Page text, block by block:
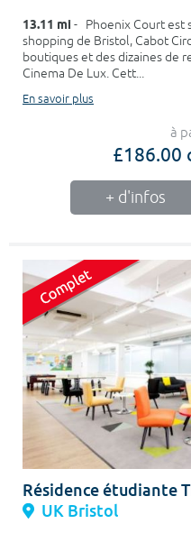
13.11 mi - Phoenix Court est
shopping de Bristol, Cabot
boutiques et des dizaines de
Cinema De Lux. Cett...
En savoir plus
à
£186.00
+ d'infos
Résidence étudiante
UK Bristol